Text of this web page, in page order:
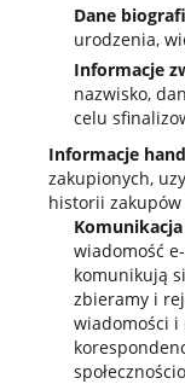
Dane
urodzenia,
Informacje
nazwisko,
celu
Informacje
zakupionych,
historii
wiadomość
komunikują
zbieramy i
wiadomości i